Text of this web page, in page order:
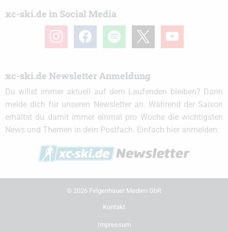
xc-ski.de in Social Media
instagramfacebook spotify youtube
xc-ski.de Newsletter Anmeldung
Du willst immer aktuell auf dem Laufenden bleiben? Dann
melde dich für unseren Newsletter an. Während der Saison
erhältst du damit immer einmal pro Woche die wichtigsten
News und Themen in dein Postfach. Einfach hier anmelden:
© 2026 Felgenhauer Medien GbR
Kontakt
Impressum